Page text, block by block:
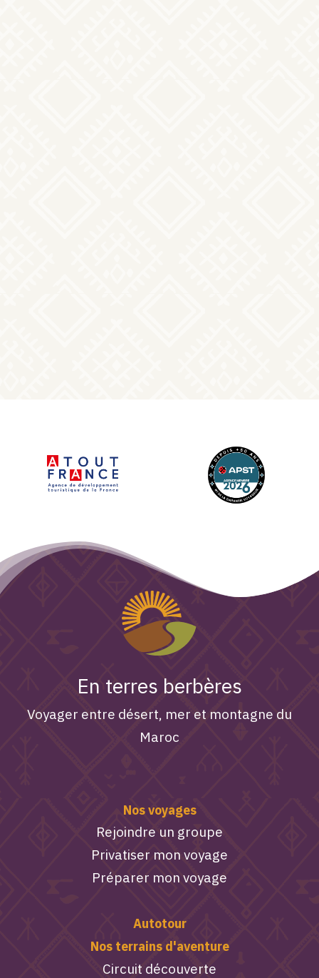
En terres berbères
Voyager entre désert, mer et montagne du
Maroc
Nos voyages
Rejoindre un groupe
Privatiser mon voyage
Préparer mon voyage
Autotour
Nos terrains d'aventure
Circuit découverte